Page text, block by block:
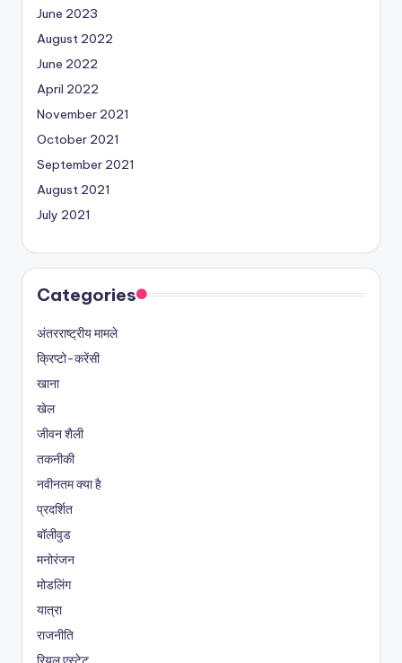
June 2023
August 2022
June 2022
April 2022
November 2021
October 2021
September 2021
August 2021
July 2021
Categories
अंतरराष्ट्रीय मामले
क्रिप्टो-करेंसी
खाना
खेल
जीवन शैली
तकनीकी
नवीनतम क्या है
प्रदर्शित
बॉलीवुड
मनोरंजन
मोडलिंग
यात्रा
राजनीति